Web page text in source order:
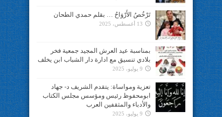
تَرْخُصُ الأَرْوَاحُ … بقلم حمدي الطحان
13 أغسطس، 2025
بمناسبة عيد العرش المجيد جمعية فخر
بلادي تنسيق مع ادارة دار الشباب ابن يخلف
9 يوليو، 2025
تعزية ومواساة: يتقدم الشريف د- جهاد
ابومحفوظ رئيس ومؤسس مجلس الكتاب
والأدباء والمثقفين العرب
9 يوليو، 2025